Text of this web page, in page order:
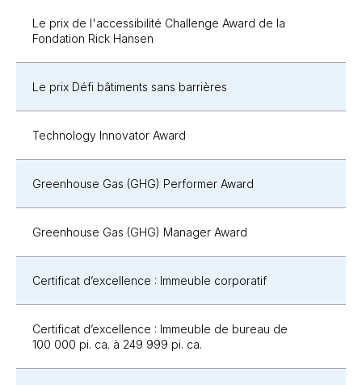
Le prix de l'accessibilité Challenge Award de la
Fondation Rick Hansen
Le prix Défi bâtiments sans barrières
Technology Innovator Award
Greenhouse Gas (GHG) Performer Award
Greenhouse Gas (GHG) Manager Award
Certificat d’excellence : Immeuble corporatif
Certificat d’excellence : Immeuble de bureau de
100 000 pi. ca. à 249 999 pi. ca.